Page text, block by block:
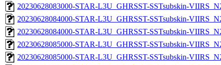
20230628083000-STAR-L3U_GHRSST-SSTsubskin-
20230628084000-STAR-L3U_GHRSST-SSTsubskin-
20230628084000-STAR-L3U_GHRSST-SSTsubskin-
20230628085000-STAR-L3U_GHRSST-SSTsubskin-
20230628085000-STAR-L3U_GHRSST-SSTsubskin-